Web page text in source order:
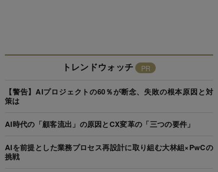
トレンドウォッチ
【警告】AIプロジェクトの60％が断念、失敗の根本原因と対
策は
AI時代の「顧客流出」の原因とCX変革の「三つの要件」
AIを前提とした業務プロセス再設計に取り組む大林組×PwCの
挑戦